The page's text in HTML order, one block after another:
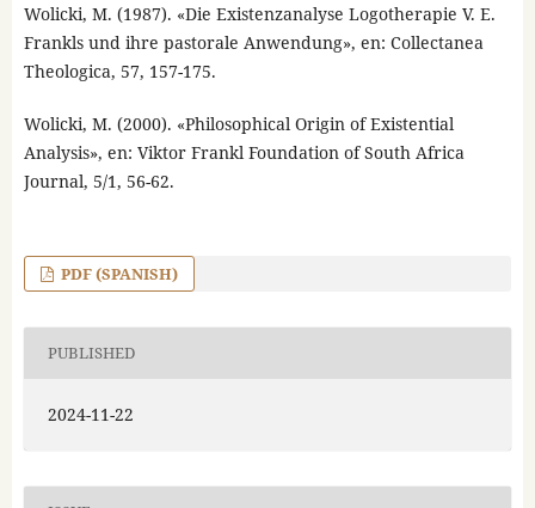
Wolicki, M. (1987). «Die Existenzanalyse Logotherapie V. E.
Frankls und ihre pastorale Anwendung», en: Collectanea
Theologica, 57, 157-175.
Wolicki, M. (2000). «Philosophical Origin of Existential
Analysis», en: Viktor Frankl Foundation of South Africa
Journal, 5/1, 56-62.
PDF (SPANISH)
PUBLISHED
2024-11-22